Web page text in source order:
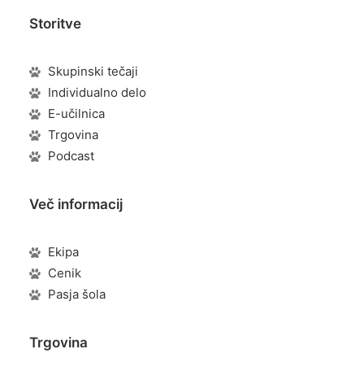
Storitve
Skupinski tečaji
Individualno delo
E-učilnica
Trgovina
Podcast
Več informacij
Ekipa
Cenik
Pasja šola
Trgovina